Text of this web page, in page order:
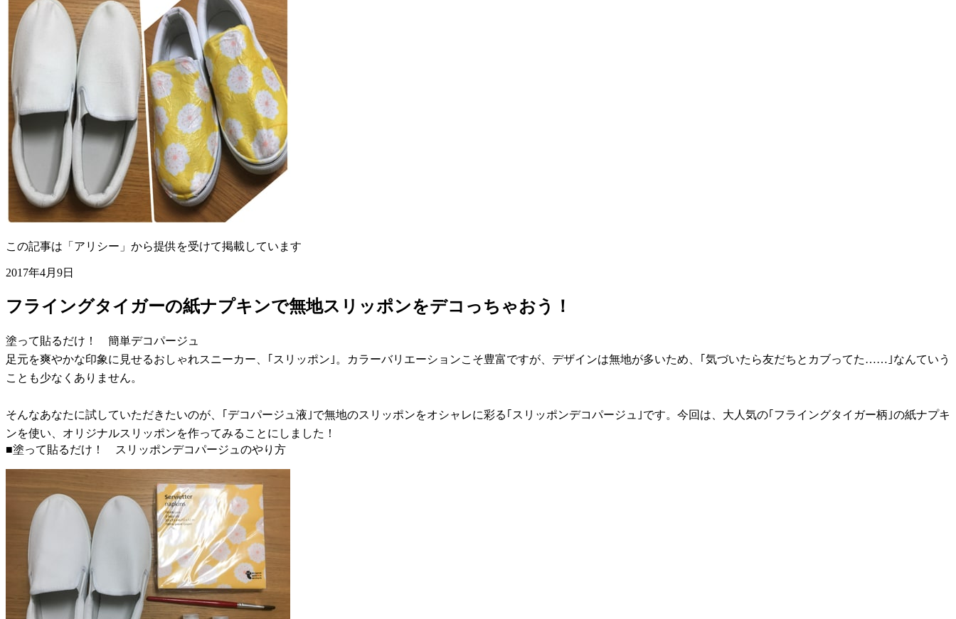
この記事は「アリシー」から提供を受けて掲載しています
2017年4月9日
フライングタイガーの紙ナプキンで無地スリッポンをデコっちゃおう！
塗って貼るだけ！ 簡単デコパージュ
足元を爽やかな印象に見せるおしゃれスニーカー、｢スリッポン｣。カラーバリエーションこそ豊富ですが、デザインは無地が多いため、｢気づいたら友だちとカブってた……｣なんていう
ことも少なくありません。
そんなあなたに試していただきたいのが、｢デコパージュ液｣で無地のスリッポンをオシャレに彩る｢スリッポンデコパージュ｣です。今回は、大人気の｢フライングタイガー柄｣の紙ナプキ
ンを使い、オリジナルスリッポンを作ってみることにしました！
■塗って貼るだけ！ スリッポンデコパージュのやり方